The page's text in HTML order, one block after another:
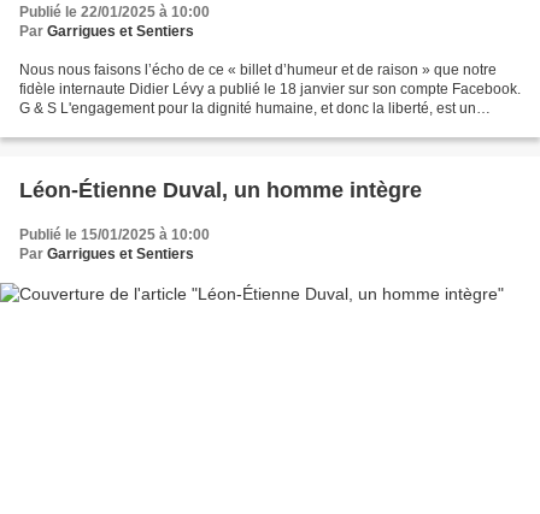
Publié le 22/01/2025 à 10:00
Par Garrigues et Sentiers
Nous nous faisons l’écho de ce « billet d’humeur et de raison » que notre
fidèle internaute Didier Lévy a publié le 18 janvier sur son compte Facebook.
G & S L'engagement pour la dignité humaine, et donc la liberté, est un
Léon-Étienne Duval, un homme intègre
Publié le 15/01/2025 à 10:00
Par Garrigues et Sentiers